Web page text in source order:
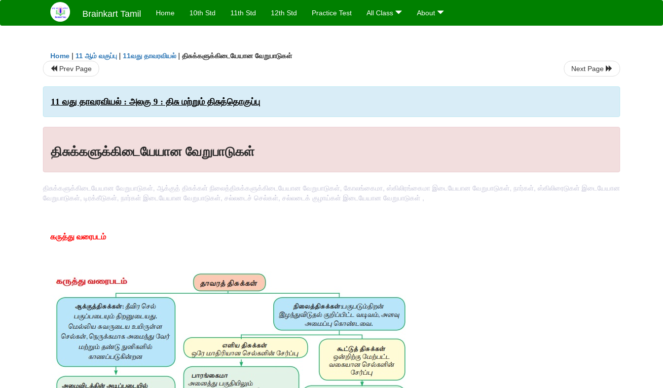
Brainkart Tamil Home 10th Std 11th Std 12th Std Practice Test All Class About
Home | 11 ஆம் வகுப்பு | 11வது தாவரவியல் | திசுக்களுக்கிடையேயான வேறுபாடுகள்
Prev Page Next Page
11 வது தாவரவியல் : அலகு 9 : திசு மற்றும் திசுத்தொகுப்பு
திசுக்களுக்கிடையேயான வேறுபாடுகள்
திசுக்களுக்கிடையேயான வேறுபாடுகள், ஆக்குத் திசுக்கள் நிலைத்திசுக்களுக்கிடையேயான வேறுபாடுகள், கோலங்கைமா, ஸ்கிலிரங்கைமா இடையேயான வேறுபாடுகள், நார்கள், ஸ்கிலிரைடுகள் இடையேயான
வேறுபாடுகள், டிரக்கீடுகள், நார்கள் இடையேயான வேறுபாடுகள், சல்லடைச் செல்கள், சல்லடைக் குழாய்கள் இடையேயான வேறுபாடுகள் ,
கருத்து வரைபடம்